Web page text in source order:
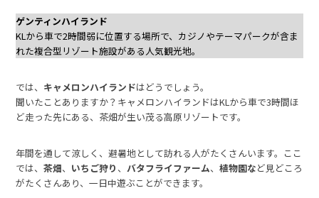
ゲンティンハイランド
KLから車で2時間弱に位置する場所で、カジノやテーマパークが含ま
れた複合型リゾート施設がある人気観光地。
では、 キャメロンハイランドはどうでしょう。
聞いたことありますか？キャメロンハイランドはKLから車で3時間ほ
ど走った先にある、茶畑が生い茂る高原リゾートです。
年間を通して涼しく、避暑地として訪れる人がたくさんいます。ここ
では、茶畑、 いちご狩り 、バタフライファーム、植物園など見どころ
がたくさんあり、一日中遊ぶことができます。